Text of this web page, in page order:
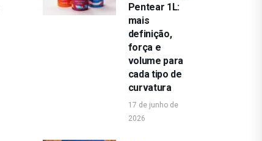
Pentear 1L:
mais
definição,
força e
volume para
cada tipo de
curvatura
17 de junho de
2026